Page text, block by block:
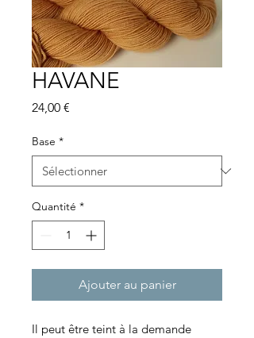
HAVANE
24,00 €
Base *
Quantité *
Ajouter au panier
Il peut être teint à la demande